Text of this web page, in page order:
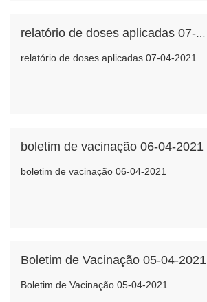
relatório de doses aplicadas 07-04-2021
boletim de vacinação 06-04-2021
boletim de vacinação 06-04-2021
Boletim de Vacinação 05-04-2021
Boletim de Vacinação 05-04-2021